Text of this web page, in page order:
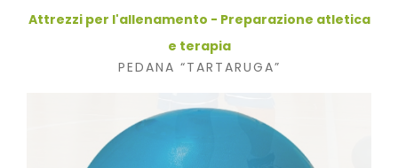
Attrezzi per l'allenamento - Preparazione atletica
e terapia
PEDANA “TARTARUGA”